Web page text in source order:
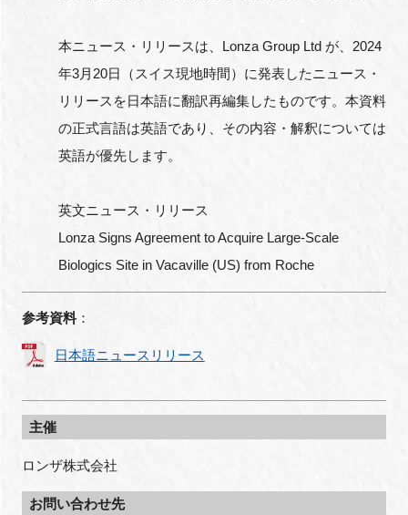
本ニュース・リリースは、Lonza Group Ltd が、2024
年3月20日（スイス現地時間）に発表したニュース・
リリースを日本語に翻訳再編集したものです。本資料
の正式言語は英語であり、その内容・解釈については
英語が優先します。
英文ニュース・リリース
Lonza Signs Agreement to Acquire Large-Scale
Biologics Site in Vacaville (US) from Roche
参考資料：
日本語ニュースリリース
主催
ロンザ株式会社
お問い合わせ先